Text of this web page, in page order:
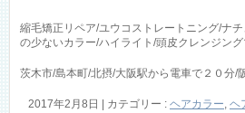
縮毛矯正リペア/ユウコストレートニング/ナ
の少ないカラー/ハイライト/頭皮クレンジン
茨木市/島本町/北摂/大阪駅から電車で２０分/
2017年2月8日 | カテゴリー : ヘアカラー, ヘ